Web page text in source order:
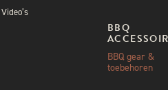
BBQ
BBQ gear &
toebehoren
Video’s
ALL
PUBQUIZ